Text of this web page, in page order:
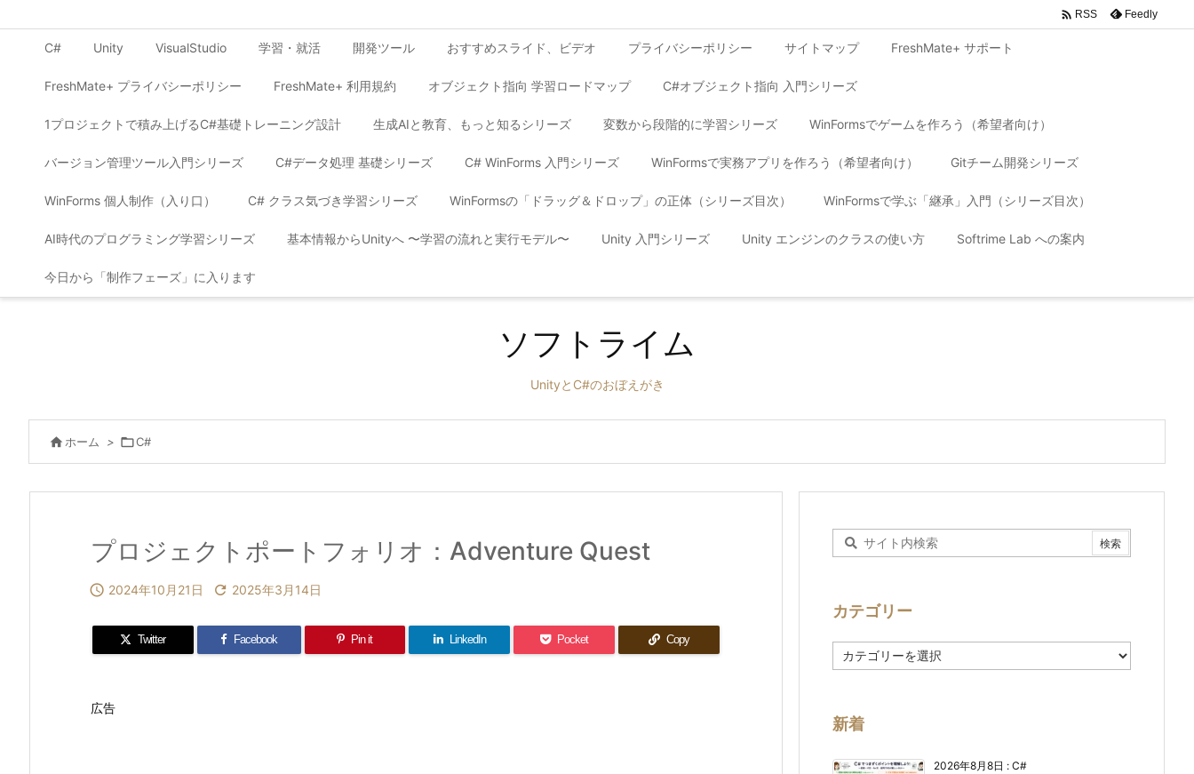
C# Unity VisualStudio 学習・就活 開発ツール おすすめスライド、ビデオ プライバシーポリシー サイトマップ FreshMate+ サポート
FreshMate+ プライバシーポリシー FreshMate+ 利用規約 オブジェクト指向 学習ロードマップ C#オブジェクト指向 入門シリーズ
1プロジェクトで積み上げるC#基礎トレーニング設計 生成AIと教育、もっと知るシリーズ 変数から段階的に学習シリーズ WinFormsでゲームを作ろう（希望者向け）
バージョン管理ツール入門シリーズ C#データ処理 基礎シリーズ C# WinForms 入門シリーズ WinFormsで実務アプリを作ろう（希望者向け） Gitチーム開発シリーズ
WinForms 個人制作（入り口） C# クラス気づき学習シリーズ WinFormsの「ドラッグ＆ドロップ」の正体（シリーズ目次） WinFormsで学ぶ「継承」入門（シリーズ目次）
AI時代のプログラミング学習シリーズ 基本情報からUnityへ 〜学習の流れと実行モデル〜 Unity 入門シリーズ Unity エンジンのクラスの使い方 Softrime Lab への案内
今日から「制作フェーズ」に入ります
 RSS Feedly
ソフトライム
UnityとC#のおぼえがき
 ホーム > C#
プロジェクトポートフォリオ：Adventure Quest
 2024年10月21日  2025年3月14日
Twitter Facebook Pin it LinkedIn Pocket Copy
広告
カテゴリー
テ
ー
新着
2026年8月8日 : C#